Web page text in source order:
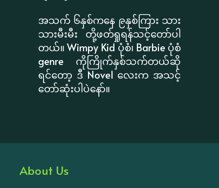
အသက် ၆နှစ်ကနေ ၉နှစ်ကြား သား
သားမီးမီး တို့ဖတ်ရှုရန်သင့်တော်ပါ
တယ်။ Wimpy Kid ပုံစံ၊ Barbie ပုံစံ
genre ကိုကြိုက်နှစ်သက်တယ်ဆို
ရင်တော့ ဒီ Novel လေးက အသင့်
တော်ဆုံးပါပဲနော်။
About Us